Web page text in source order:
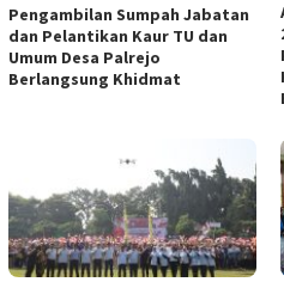
Pengambilan Sumpah Jabatan
dan Pelantikan Kaur TU dan
Umum Desa Palrejo
Berlangsung Khidmat